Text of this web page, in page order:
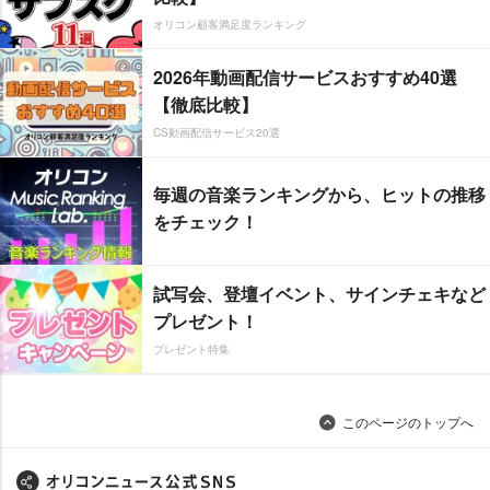
オリコン顧客満足度ランキング
2026年動画配信サービスおすすめ40選
【徹底比較】
CS動画配信サービス20選
毎週の音楽ランキングから、ヒットの推移
をチェック！
試写会、登壇イベント、サインチェキなど
プレゼント！
プレゼント特集
このページのトップへ